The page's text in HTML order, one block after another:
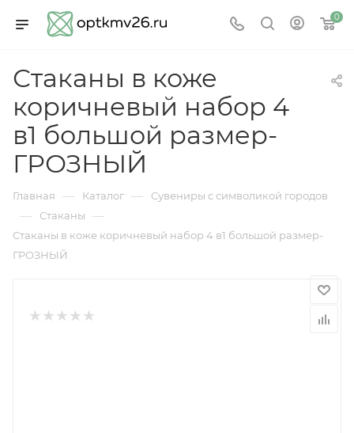
0
Стаканы в коже
коричневый набор 4
в1 большой размер-
ГРОЗНЫЙ
Главная — Каталог — Сувениры с символикой городов
— Стаканы —
Стаканы в коже коричневый набор 4 в1 большой размер-
ГРОЗНЫЙ